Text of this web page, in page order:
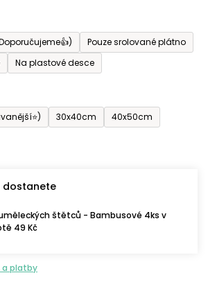
Pouze srolované plátno
Na plastové desce
30x40cm
40x50cm
dostanete
štětců - Bambusové 4ks v
49 Kč
a platby